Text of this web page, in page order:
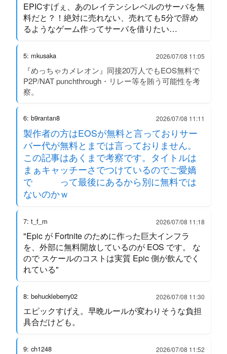
EPICすげぇ、あのレイテンシレベルのサーバを無
料だと？！絶対に売れない、売れても5分で辞め
るようなゲーム作ってサーバを借りたい…
5: mkusaka 2026/07/08 11:05
『めっちゃカメレオン』同接20万人でもEOS無料で
P2P/NAT punchthrough・リレー等を賄う可能性を考
察。
6: b9rantan8 2026/07/08 11:11
製作者の方はEOSが無料と言っておりサー
バー代が無料とまでは言っておりません。
この記事はあくまで考察です。タイトルは
まぁキャッチーさでつけているのでご愛嬌
で って最後にあるから別に無料では
ないのかｗ
7: t_f_m 2026/07/08 11:18
"Epic が Fortnite のために作った巨大インフラ
を、外部に無料開放しているのが EOS です。 な
ので スケールのコストは実質 Epic 側が飲んでく
れている"
8: behuckleberry02 2026/07/08 11:30
エピックすげえ。早晩ルールが変わりそうな負担
具合だけども。
9: ch1248 2026/07/08 11:52